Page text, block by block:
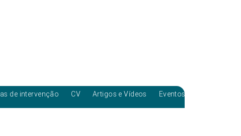
de intervenção CV Artigos e Vídeos Eventos